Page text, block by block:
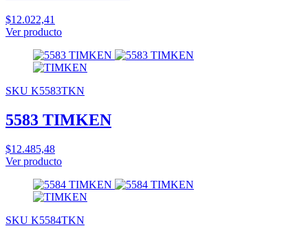
$12.022,41
Ver producto
SKU K5583TKN
5583 TIMKEN
$12.485,48
Ver producto
SKU K5584TKN